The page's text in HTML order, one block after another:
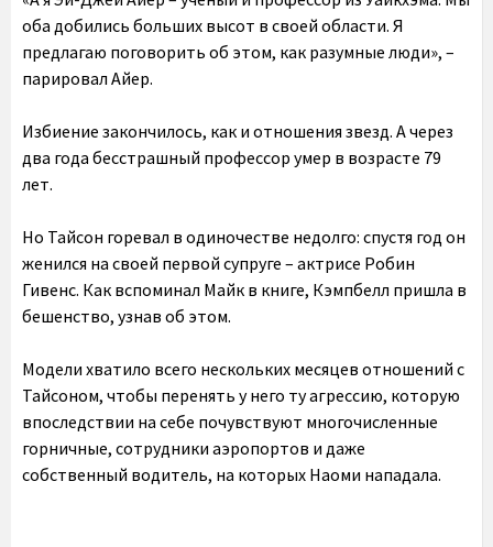
оба добились больших высот в своей области. Я
предлагаю поговорить об этом, как разумные люди», –
парировал Айер.
Избиение закончилось, как и отношения звезд. А через
два года бесстрашный профессор умер в возрасте 79
лет.
Но Тайсон горевал в одиночестве недолго: спустя год он
женился на своей первой супруге – актрисе Робин
Гивенс. Как вспоминал Майк в книге, Кэмпбелл пришла в
бешенство, узнав об этом.
Модели хватило всего нескольких месяцев отношений с
Тайсоном, чтобы перенять у него ту агрессию, которую
впоследствии на себе почувствуют многочисленные
горничные, сотрудники аэропортов и даже
собственный водитель, на которых Наоми нападала.